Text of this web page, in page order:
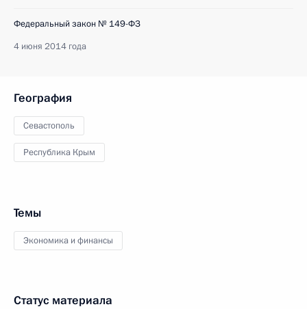
Федеральный закон № 149-ФЗ
4 июня 2014 года
География
Севастополь
Республика Крым
Темы
Экономика и финансы
Статус материала